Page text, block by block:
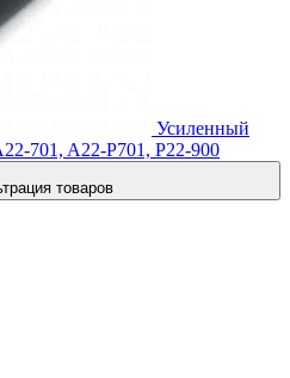
Усиленный
701, A22-P701, P22-900
товаров